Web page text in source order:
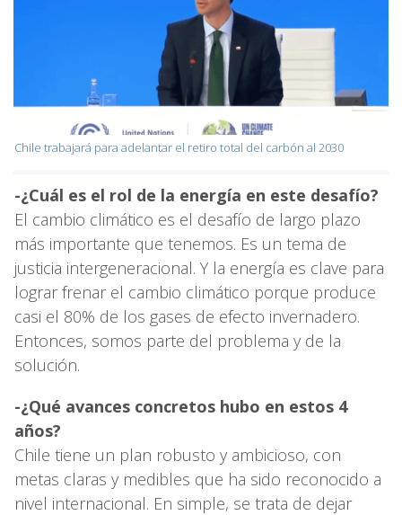
Chile trabajará para adelantar el retiro total del carbón al 2030
-¿Cuál es el rol de la energía en este desafío?
El cambio climático es el desafío de largo plazo
más importante que tenemos. Es un tema de
justicia intergeneracional. Y la energía es clave para
lograr frenar el cambio climático porque produce
casi el 80% de los gases de efecto invernadero.
Entonces, somos parte del problema y de la
solución.
-¿Qué avances concretos hubo en estos 4
años?
Chile tiene un plan robusto y ambicioso, con
metas claras y medibles que ha sido reconocido a
nivel internacional. En simple, se trata de dejar